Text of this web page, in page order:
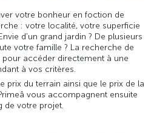
votre bonheur en foction de
: votre localité, votre superficie
d'un grand jardin ? De plusieurs
votre famille ? La recherche de
accéder directement à une
à vos critères.
prix du terrain ainsi que le prix de la
vous accompagnent ensuite
de votre projet.